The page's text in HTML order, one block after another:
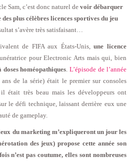
Sam, c’est donc naturel de voir débarquer
plus célèbres licences sportives du jeu
s’avère très satisfaisant…
de FIFA aux États-Unis,une licence
pour Electronic Arts mais qui, bien
doses homéopathiques.L’épisode de l’année
de la série) était le premier sur consoles
était très beau mais les développeurs ont
le défi technique, laissant derrière eux une
de gameplay.
du marketing m’expliqueront un jour les
des jeux) propose cette année son
n’est pas coutume, elles sont nombreuses